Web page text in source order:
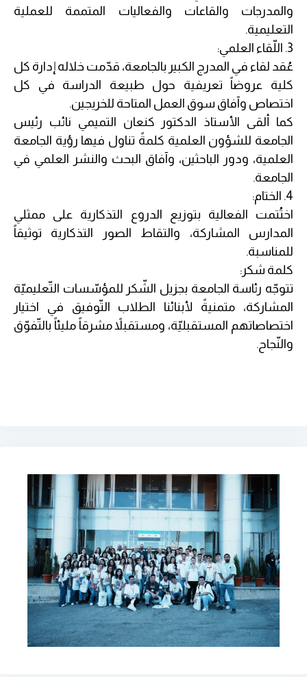
والمدرجات والقاعات والفعاليات المتممة للعملية
التعليمية.
3. اللّقاء العلمي:
عُقد لقاء في المدرج الكبير بالجامعة، قدّمت خلاله إدارة كل
كلية عروضاً تعريفية حول طبيعة الدراسة في كل
اختصاص وآفاق سوق العمل المتاحة للخريجين.
كما ألقى الأستاذ الدكتور كنعان التميمي نائب رئيس
الجامعة للشؤون العلمية كلمةً تناول فيها رؤية الجامعة
العلمية، ودور الباحثين، وآفاق البحث والنشر العلمي في
الجامعة.
4. الختام:
اختُتمت الفعالية بتوزيع الدروع التذكارية على ممثلي
المدارس المشاركة، والتقاط الصور التذكارية توثيقاً
للمناسبة.
كلمة شكر:
تتوجّه رئاسة الجامعة بجزيل الشّكر للمؤسّسات التّعليميّة
المشاركة، متمنيةً لأبنائنا الطلاب التّوفيق في اختيار
اختصاصاتهم المستقبليّة، ومستقبلاً مشرقاً مليئاً بالتّفوّق
والنّجاح.